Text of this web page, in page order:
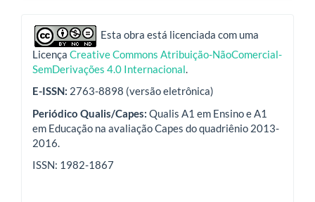
indexadoresEsta obra está licenciada com uma
Licença Creative Commons Atribuição-NãoComercial-
SemDerivações 4.0 Internacional.
E-ISSN: 2763-8898 (versão eletrônica)
Periódico Qualis/Capes: Qualis A1 em Ensino e A1
em Educação na avaliação Capes do quadriênio 2013-
2016.
ISSN: 1982-1867